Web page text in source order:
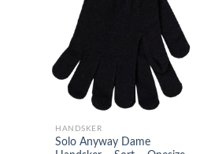
HANDSKER
Solo Anyway Dame